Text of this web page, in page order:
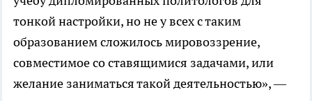
тонкой настройки, но не у всех с таким
образованием сложилось мировоззрение,
совместимое со ставящимися задачами, или
желание заниматься такой деятельностью», —